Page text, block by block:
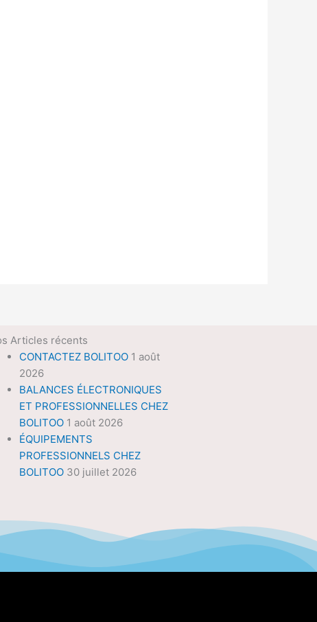
Articles récents
CONTACTEZ BOLITOO 1 août
2026
BALANCES ÉLECTRONIQUES
ET PROFESSIONNELLES CHEZ
BOLITOO 1 août 2026
ÉQUIPEMENTS
PROFESSIONNELS CHEZ
BOLITOO 30 juillet 2026